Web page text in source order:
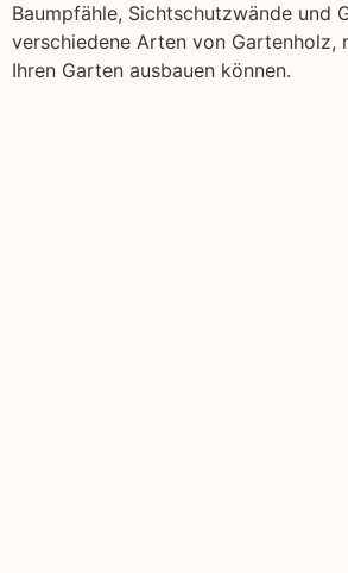
Baumpfähle, Sichtschutzwände und
verschiedene Arten von Gartenholz,
Ihren Garten ausbauen können.